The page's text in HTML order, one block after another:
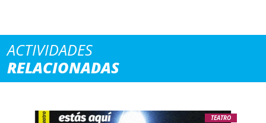
ACTIVIDADES
RELACIONADAS
TEATRO